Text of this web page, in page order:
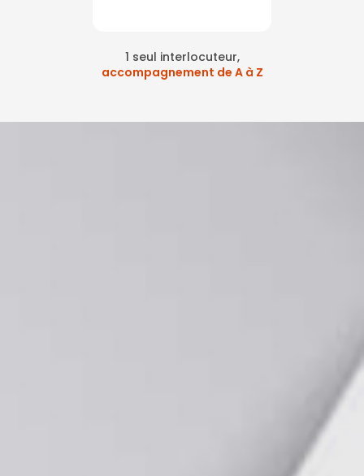
1 seul interlocuteur,
accompagnement de A à Z